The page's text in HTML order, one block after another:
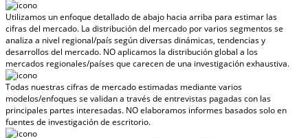
Utilizamos un enfoque detallado de abajo hacia arriba para estimar las
cifras del mercado. La distribución del mercado por varios segmentos se
analiza a nivel regional/país según diversas dinámicas, tendencias y
desarrollos del mercado. NO aplicamos la distribución global a los
mercados regionales/paísesque carecen de una investigación exhaustiva.
Todas nuestras cifras de mercado estimadas mediante varios
modelos/enfoques se validan a través de entrevistas pagadas con las
principales partes interesadas. NO elaboramos informes basados solo en
fuentes de investigación de escritorio.